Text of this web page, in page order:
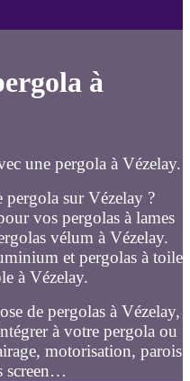
à
une pergola à Vézelay.
sur Vézelay ?
vos pergolas à lames
vélum à Vézelay.
et pergolas à toile
à Vézelay.
de pergolas à Vézelay,
à votre pergola ou
motorisation, parois
screen…